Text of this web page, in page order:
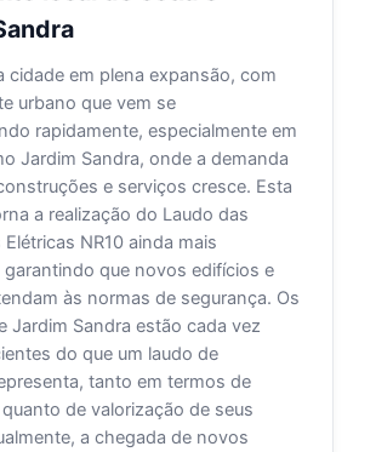
cidade em plena expansão, com
urbano que vem se
rapidamente, especialmente em
Jardim Sandra, onde a demanda
e serviços cresce. Esta
a realização do Laudo das
NR10 ainda mais
garantindo que novos edifícios e
às normas de segurança. Os
Jardim Sandra estão cada vez
do que um laudo de
tanto em termos de
de valorização de seus
a chegada de novos